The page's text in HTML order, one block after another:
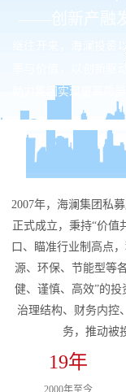
继往开来，海澜投资
率与价值，以创新驱
助力集团实现更高质
2007年，海澜集团私
正式成立，秉持“价值
口、瞄准行业制高点
源、环保、节能型等
健、谨慎、高效”的
治理结构、财务内控
务，推动被
19年